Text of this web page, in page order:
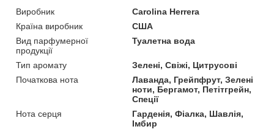
Виробник
Carolina Herrera
Країна виробник
США
Вид парфумерної
продукції
Туалетна вода
Тип аромату
Зелені, Свіжі, Цитрусові
Початкова нота
Лаванда, Грейпфрут, Зелені
ноти, Бергамот, Петітгрейн,
Спеції
Нота серця
Гарденія, Фіалка, Шавлія,
Імбир